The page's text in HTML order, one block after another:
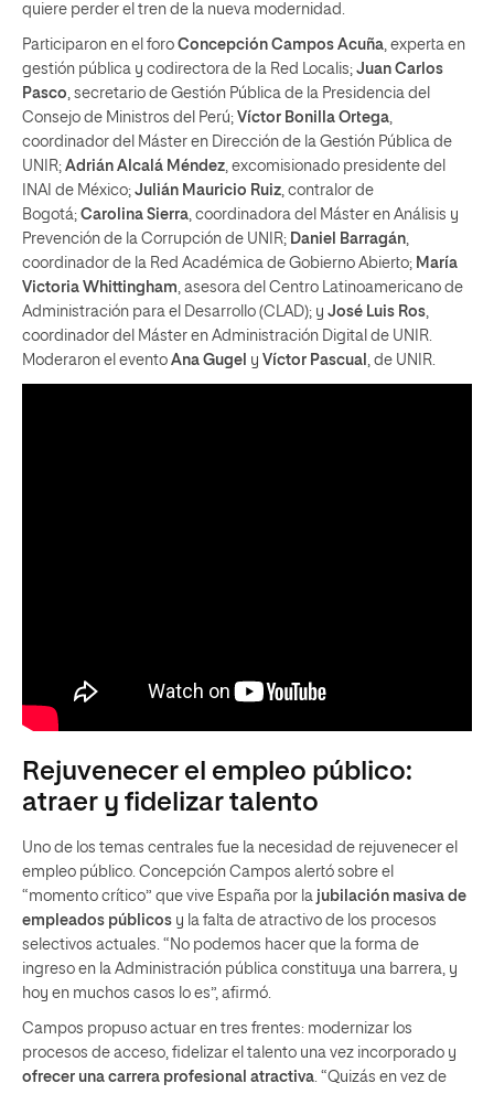
quiere perder el tren de la nueva modernidad.
Participaron en el foro Concepción Campos Acuña , experta en
gestión pública y codirectora de la Red Localis; Juan Carlos
Pasco , secretario de Gestión Pública de la Presidencia del
Consejo de Ministros del Perú; Víctor Bonilla Ortega
coordinador del Máster en Dirección de la Gestión Pública de
UNIR; Adrián Alcalá Méndez , excomisionado presidente del
INAI de México; Julián Mauricio Ruiz , contralor de
Bogotá; Carolina Sierra , coordinadora del Máster en Análisis y
Prevención de la Corrupción de UNIR; Daniel Barragán
coordinador de la Red Académica de Gobierno Abierto; María
Victoria Whittingham , asesora del Centro Latinoamericano de
Administración para el Desarrollo (CLAD); y José Luis Ros
coordinador del Máster en Administración Digital de UNIR.
Moderaron el evento Ana Gugel y Víctor Pascual , de UNIR.
Rejuvenecer el empleo público:
atraer y fidelizar talento
Uno de los temas centrales fue la necesidad de rejuvenecer el
empleo público. Concepción Campos alertó sobre el
“momento crítico” que vive España por la jubilación masiva de
empleados públicos y la falta de atractivo de los procesos
selectivos actuales. “No podemos hacer que la forma de
ingreso en la Administración pública constituya una barrera, y
hoy en muchos casos lo es”, afirmó.
Campos propuso actuar en tres frentes: modernizar los
procesos de acceso, fidelizar el talento una vez incorporado y
ofrecer una carrera profesional atractiva . “Quizás en vez de